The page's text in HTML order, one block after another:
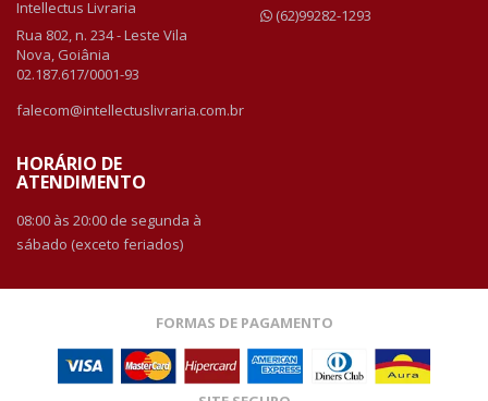
Intellectus Livraria
Rua 802, n. 234 - Leste Vila
Nova, Goiânia
02.187.617/0001-93
falecom@intellectuslivraria.com.br
HORÁRIO DE
ATENDIMENTO
08:00 às 20:00 de segunda à
sábado (exceto feriados)
(62)99282-1293
FORMAS DE PAGAMENTO